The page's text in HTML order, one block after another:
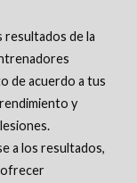
resultados de la
de acuerdo a tus
y
a los resultados,
ofrecer